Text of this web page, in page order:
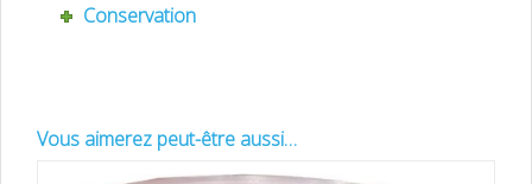
Conservation
Vous aimerez peut-être aussi…